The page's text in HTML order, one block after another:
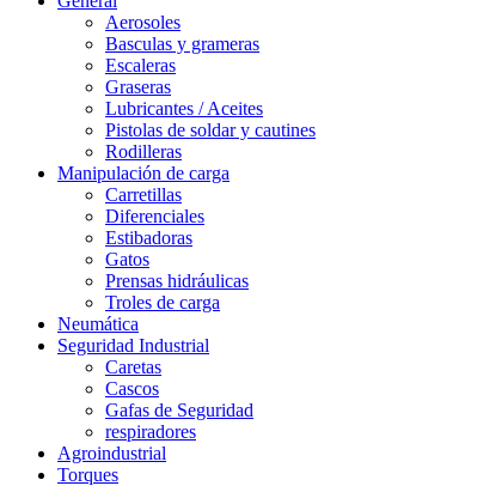
Aerosoles
Basculas y grameras
Escaleras
Graseras
Lubricantes / Aceites
Pistolas de soldar y cautines
Rodilleras
Manipulación de carga
Carretillas
Diferenciales
Estibadoras
Gatos
Prensas hidráulicas
Troles de carga
Neumática
Seguridad Industrial
Caretas
Cascos
Gafas de Seguridad
respiradores
Agroindustrial
Torques